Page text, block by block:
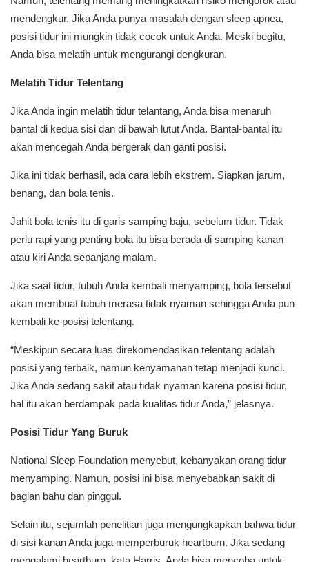
mendengkur. Jika Anda punya masalah dengan sleep apnea,
posisi tidur ini mungkin tidak cocok untuk Anda. Meski begitu,
Anda bisa melatih untuk mengurangi dengkuran.
Melatih Tidur Telentang
Jika Anda ingin melatih tidur telantang, Anda bisa menaruh
bantal di kedua sisi dan di bawah lutut Anda. Bantal-bantal itu
akan mencegah Anda bergerak dan ganti posisi.
Jika ini tidak berhasil, ada cara lebih ekstrem. Siapkan jarum,
benang, dan bola tenis.
Jahit bola tenis itu di garis samping baju, sebelum tidur. Tidak
perlu rapi yang penting bola itu bisa berada di samping kanan
atau kiri Anda sepanjang malam.
Jika saat tidur, tubuh Anda kembali menyamping, bola tersebut
akan membuat tubuh merasa tidak nyaman sehingga Anda pun
kembali ke posisi telentang.
“Meskipun secara luas direkomendasikan telentang adalah
posisi yang terbaik, namun kenyamanan tetap menjadi kunci.
Jika Anda sedang sakit atau tidak nyaman karena posisi tidur,
hal itu akan berdampak pada kualitas tidur Anda,” jelasnya.
Posisi Tidur Yang Buruk
National Sleep Foundation menyebut, kebanyakan orang tidur
menyamping. Namun, posisi ini bisa menyebabkan sakit di
bagian bahu dan pinggul.
Selain itu, sejumlah penelitian juga mengungkapkan bahwa tidur
di sisi kanan Anda juga memperburuk heartburn. Jika sedang